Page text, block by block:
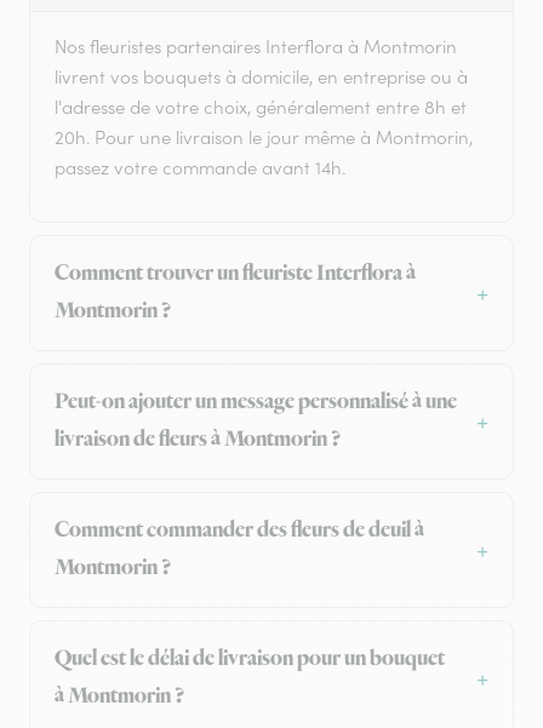
Nos fleuristes partenaires Interflora à Montmorin
livrent vos bouquets à domicile, en entreprise ou à
l'adresse de votre choix, généralement entre 8h et
20h. Pour une livraison le jour même à Montmorin,
passez votre commande avant 14h.
Comment trouver un fleuriste Interflora à
Montmorin ?
Peut-on ajouter un message personnalisé à une
livraison de fleurs à Montmorin ?
Comment commander des fleurs de deuil à
Montmorin ?
Quel est le délai de livraison pour un bouquet
à Montmorin ?